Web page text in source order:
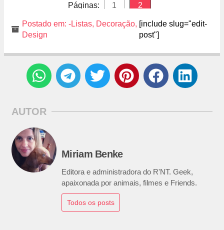
Páginas: 1 2
Postado em: -Listas, Decoração,
Design
[include slug="edit-
post"]
AUTOR
Miriam Benke
Editora e administradora do R'NT. Geek,
apaixonada por animais, filmes e Friends.
Todos os posts